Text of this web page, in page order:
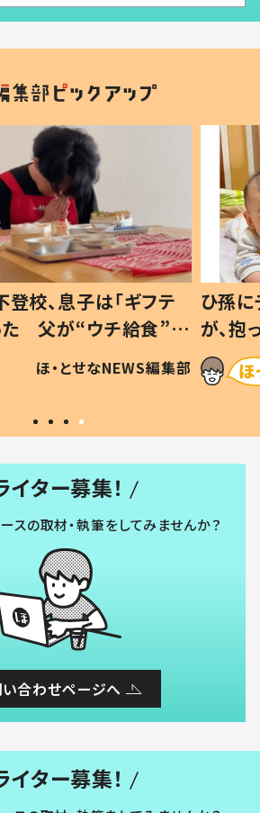
校、息子は「ギフテ
た 父が“ウチ給食”を
る理由とは #令和の親
ほ・とせなNEWS編集部
ひ孫
が、
「涙が
い」
イター募集！
スの取材・執筆をしてみませんか？
合わせページへ
イター募集！